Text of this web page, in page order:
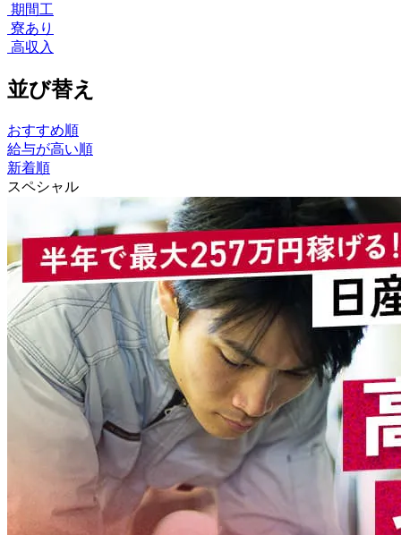
期間工
寮あり
高収入
並び替え
おすすめ順
給与が高い順
新着順
スペシャル